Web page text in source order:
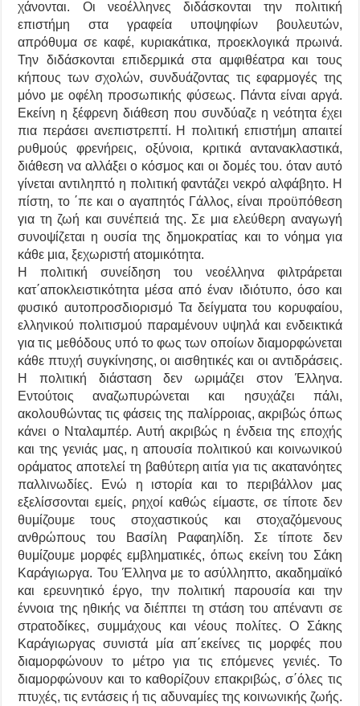
χάνονται. Οι νεοέλληνες διδάσκονται την πολιτική
επιστήμη στα γραφεία υποψηφίων βουλευτών,
απρόθυμα σε καφέ, κυριακάτικα, προεκλογικά πρωινά.
Την διδάσκονται επιδερμικά στα αμφιθέατρα και τους
κήπους των σχολών, συνδυάζοντας τις εφαρμογές της
μόνο με οφέλη προσωπικής φύσεως. Πάντα είναι αργά.
Εκείνη η ξέφρενη διάθεση που συνδύαζε η νεότητα έχει
πια περάσει ανεπιστρεπτί. Η πολιτική επιστήμη απαιτεί
ρυθμούς φρενήρεις, οξύνοια, κριτικά αντανακλαστικά,
διάθεση να αλλάξει ο κόσμος και οι δομές του. όταν αυτό
γίνεται αντιληπτό η πολιτική φαντάζει νεκρό αλφάβητο. Η
πίστη, το ΄πε και ο αγαπητός Γάλλος, είναι προϋπόθεση
για τη ζωή και συνέπειά της. Σε μια ελεύθερη αναγωγή
συνοψίζεται η ουσία της δημοκρατίας και το νόημα για
κάθε μια, ξεχωριστή ατομικότητα.
Η πολιτική συνείδηση του νεοέλληνα φιλτράρεται
κατ΄αποκλειστικότητα μέσα από έναν ιδιότυπο, όσο και
φυσικό αυτοπροσδιορισμό Τα δείγματα του κορυφαίου,
ελληνικού πολιτισμού παραμένουν υψηλά και ενδεικτικά
για τις μεθόδους υπό το φως των οποίων διαμορφώνεται
κάθε πτυχή συγκίνησης, οι αισθητικές και οι αντιδράσεις.
Η πολιτική διάσταση δεν ωριμάζει στον Έλληνα.
Εντούτοις αναζωπυρώνεται και ησυχάζει πάλι,
ακολουθώντας τις φάσεις της παλίρροιας, ακριβώς όπως
κάνει ο Νταλαμπέρ. Αυτή ακριβώς η ένδεια της εποχής
και της γενιάς μας, η απουσία πολιτικού και κοινωνικού
οράματος αποτελεί τη βαθύτερη αιτία για τις ακατανόητες
παλλινωδίες. Ενώ η ιστορία και το περιβάλλον μας
εξελίσσονται εμείς, ρηχοί καθώς είμαστε, σε τίποτε δεν
θυμίζουμε τους στοχαστικούς και στοχαζόμενους
ανθρώπους του Βασίλη Ραφαηλίδη. Σε τίποτε δεν
θυμίζουμε μορφές εμβληματικές, όπως εκείνη του Σάκη
Καράγιωργα. Του Έλληνα με το ασύλληπτο, ακαδημαϊκό
και ερευνητικό έργο, την πολιτική παρουσία και την
έννοια της ηθικής να διέππει τη στάση του απέναντι σε
στρατοδίκες, συμμάχους και νέους πολίτες. Ο Σάκης
Καράγιωργας συνιστά μία απ΄εκείνες τις μορφές που
διαμορφώνουν το μέτρο για τις επόμενες γενιές. Το
διαμορφώνουν και το καθορίζουν επακριβώς, σ΄όλες τις
πτυχές, τις εντάσεις ή τις αδυναμίες της κοινωνικής ζωής.